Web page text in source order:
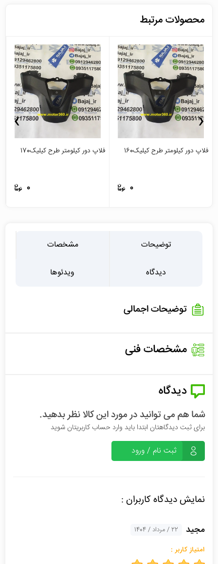
محصولات مرتبط
فلاپ دور کیلومتر طرح کیلیک160
0
فلاپ دور کیلومتر طرح کیلیک170
0
‹
›
توضیحات مشخصات
دیدگاه ویدئوها
توضیحات اجمالی
مشخصات فنی
دیدگاه
شما هم می توانید در مورد این کالا نظر بدهید.
برای ثبت دیدگاهتان ابتدا باید وارد حساب کاربریتان شوید
ثبت نام / ورود
نمایش دیدگاه کاربران :
مجید 22 / مرداد / 1404
امتیاز کاربر :